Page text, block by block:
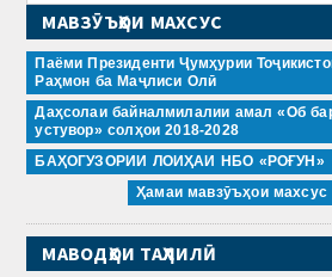
МАВЗӮЪҲОИ МАХСУС
Паёми Президенти Ҷумҳурии
Раҳмон ба Маҷлиси Олӣ
Даҳсолаи байналмилалии амал «Об
устувор» солҳои 2018-2028
БАҲОГУЗОРИИ ЛОИҲАИ НБО «РОҒУН»
Ҳамаи мавзӯъҳои махсус
МАВОДҲОИ ТАҲЛИЛӢ